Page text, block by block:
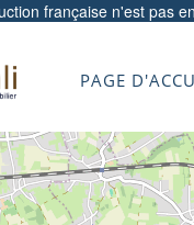
française n'est pas
PAGE